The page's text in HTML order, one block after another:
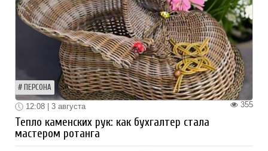
ПЕРСОНА
355
12:08 | 3 августа
Тепло каменских рук: как бухгалтер стала
мастером ротанга